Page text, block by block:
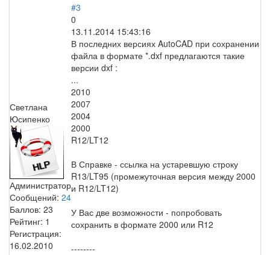
Светлана
Юсипенко
Администратор
Сообщений: 24
Баллов: 23
Рейтинг: 1
Регистрация:
16.02.2010
#3
0
13.11.2014 15:43:16
В последних версиях AutoCAD при сохранении
файла в формате *.dxf предлагаются такие
версии dxf :
...
2010
2007
2004
2000
R12/LT12
В Справке - ссылка на устаревшую строку
R13/LT95 (промежуточная версия между 2000
и R12/LT12)
У Вас две возможности - попробовать
сохранить в формате 2000 или R12
--------